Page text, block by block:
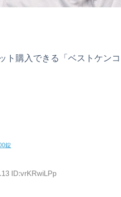
ト購入できる「ベストケンコ
錠
ID:vrKRwiLPp